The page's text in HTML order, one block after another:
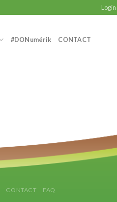
Login
#DONumérik CONTACT
CONTACT FAQ